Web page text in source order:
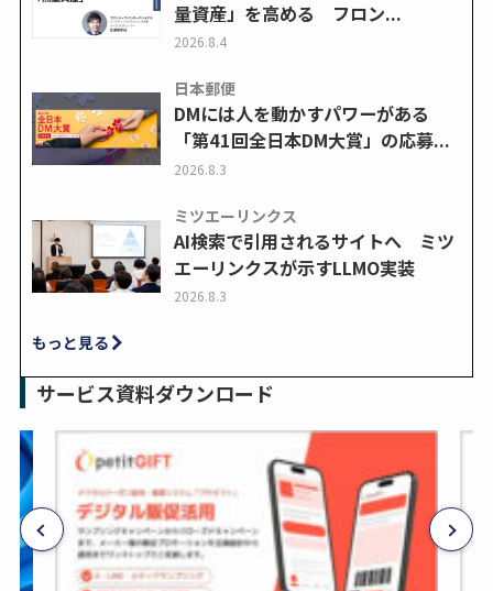
量資産」を高める フロン...
2026.8.4
日本郵便
DMには人を動かすパワーがある
「第41回全日本DM大賞」の応募...
2026.8.3
ミツエーリンクス
AI検索で引用されるサイトへ ミツ
エーリンクスが示すLLMO実装
2026.8.3
もっと見る
サービス資料ダウンロード